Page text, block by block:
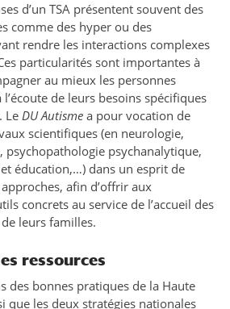
d’un TSA présentent souvent des
comme des hyper ou des
rendre les interactions complexes
particularités sont importantes à
au mieux les personnes
de leurs besoins spécifiques
Le DU Autisme a pour vocation de
scientifiques (en neurologie,
psychopathologie psychanalytique,
éducation,…) dans un esprit de
afin d’offrir aux
concrets au service de l’accueil des
leurs familles.
ressources
des bonnes pratiques de la Haute
que les deux stratégies nationales